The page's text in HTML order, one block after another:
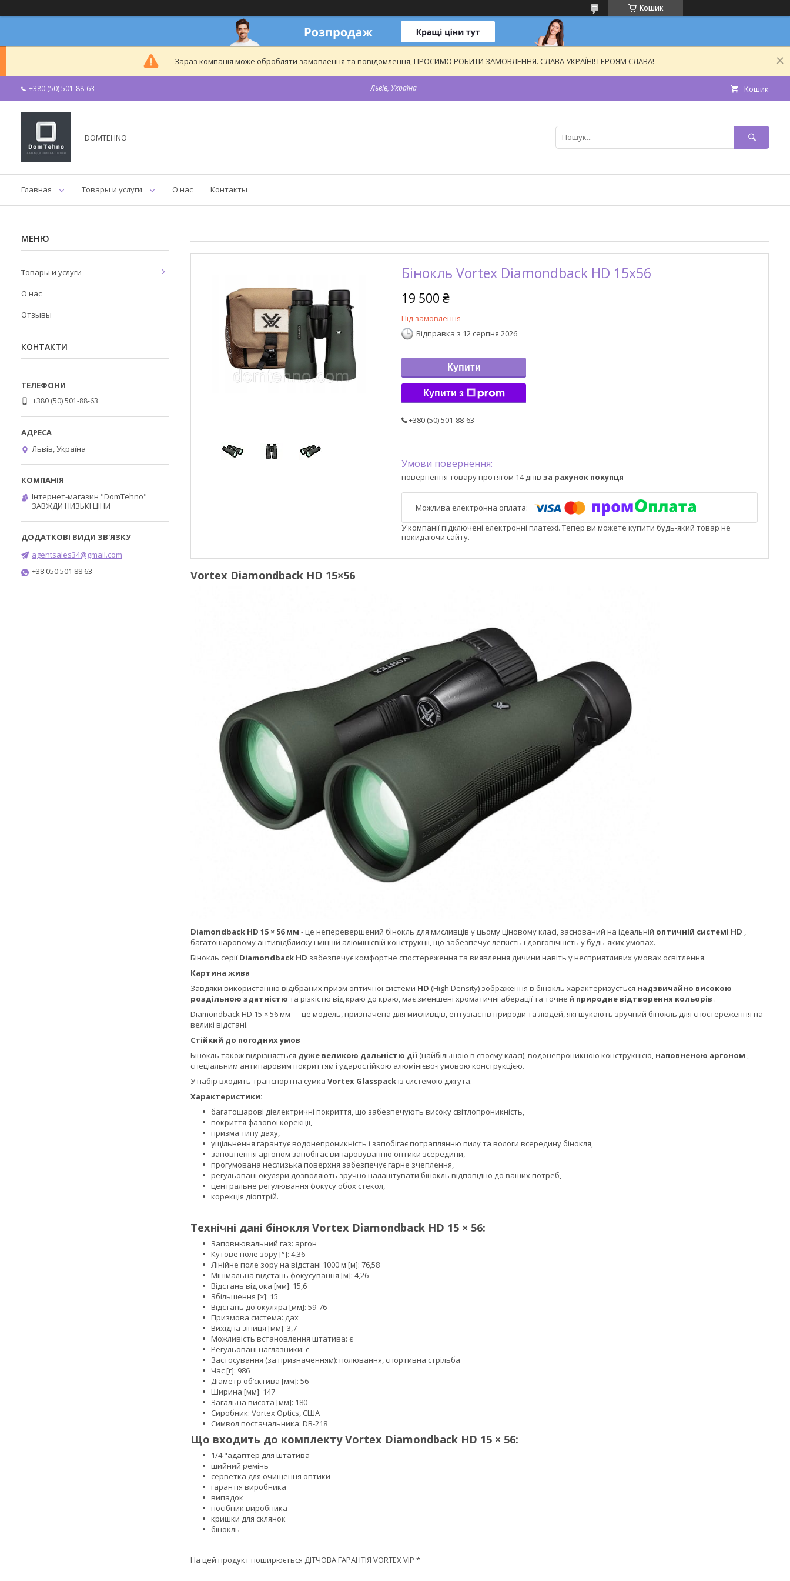
Кошик
Зараз компанія може обробляти замовлення та повідомлення, ПРОСИМО РОБИТИ ЗАМОВЛЕННЯ. СЛАВА УКРАЇНІ! ГЕРОЯМ СЛАВА!
+380 (50) 501-88-63 Львів, Україна Кошик
DOMTEHNO
Главная Товары и услуги О нас Контакты
Бінокль Vortex Diamondback HD 15x56
19 500 ₴
Під замовлення
Відправка з 12 серпня 2026
Купити
Купити з
+380 (50) 501-88-63
повернення товару протягом 14 днів за рахунок покупця
У компанії підключені електронні платежі. Тепер ви можете купити будь-який товар не
покидаючи сайту.
Vortex Diamondback HD 15×56
Diamondback HD 15 × 56 мм - це неперевершений бінокль для мисливців у цьому ціновому класі, заснований на ідеальній оптичній системі HD
багатошаровому антивідблиску і міцній алюмінієвій конструкції, що забезпечує легкість і довговічність у будь-яких умовах.
Бінокль серіїDiamondback HD забезпечує комфортне спостереження та виявлення дичини навіть у несприятливих умовах освітлення.
Картина жива
Завдяки використанню відібраних призм оптичної системи HD (High Density) зображення в бінокль характеризується надзвичайно високою
роздільною здатністю та різкістю від краю до краю, має зменшені хроматичні аберації та точне й природне відтворення кольорів .
Diamondback HD 15 × 56 мм — це модель, призначена для мисливців, ентузіастів природи та людей, які шукають зручний бінокль для спостереження на
великі відстані.
Стійкий до погодних умов
Бінокль також відрізняється дуже великою дальністю дії (найбільшою в своєму класі), водонепроникною конструкцією, наповненою аргоном
спеціальним антипаровим покриттям і ударостійкою алюмінієво-гумовою конструкцією.
У набір входить транспортна сумка Vortex Glasspackіз системою джгута.
Характеристики:
багатошарові діелектричні покриття, що забезпечують високу світлопроникність,
покриття фазової корекції,
призма типу даху,
ущільнення гарантує водонепроникність і запобігає потраплянню пилу та вологи всередину бінокля,
заповнення аргоном запобігає випаровуванню оптики зсередини,
прогумована неслизька поверхня забезпечує гарне зчеплення,
регульовані окуляри дозволяють зручно налаштувати бінокль відповідно до ваших потреб,
центральне регулювання фокусу обох стекол,
корекція діоптрій.
Технічні дані бінокля Vortex Diamondback HD 15 × 56:
Заповнювальний газ: аргон
Кутове поле зору [°]: 4,36
Лінійне поле зору на відстані 1000 м [м]: 76,58
Мінімальна відстань фокусування [м]: 4,26
Відстань від ока [мм]: 15,6
Збільшення [×]: 15
Відстань до окуляра [мм]: 59-76
Призмова система: дах
Вихідна зіниця [мм]: 3,7
Можливість встановлення штатива: є
Регульовані наглазники: є
Застосування (за призначенням): полювання, спортивна стрільба
Час [г]: 986
Діаметр об’єктива [мм]: 56
Ширина [мм]: 147
Загальна висота [мм]: 180
Сиробник: Vortex Optics, США
Символ постачальника: DB-218
Що входить до комплекту Vortex Diamondback HD 15 × 56:
1/4 "адаптер для штатива
шийний ремінь
серветка для очищення оптики
гарантія виробника
випадок
посібник виробника
кришки для склянок
бінокль
На цей продукт поширюється ДІТЧОВА ГАРАНТІЯ VORTEX VIP *
Товары и услуги
О нас
Отзывы
КОНТАКТИ
+380 (50) 501-88-63
Львів, Україна
Інтернет-магазин "DomTehno"
ЗАВЖДИ НИЗЬКІ ЦІНИ
agentsales34@gmail.com
+38 050 501 88 63